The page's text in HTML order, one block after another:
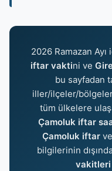
2026 Ramazan
iftar vaktini ve
bu sayfadan
iller/ilçeler/
tüm ülkelere
Çamoluk iftar
Çamoluk iftarve
bilgilerinin
vakitleri